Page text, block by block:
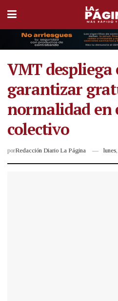
VMT
garantizar
normalidad en
colectivo
porRedacción Diario La Página